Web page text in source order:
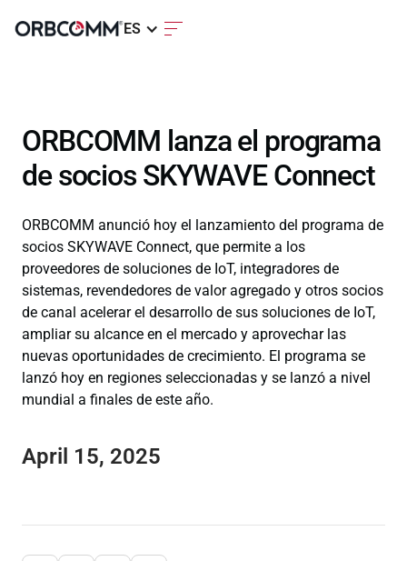
ES
ORBCOMM lanza el programa
de socios SKYWAVE Connect
ORBCOMM anunció hoy el lanzamiento del programa de
socios SKYWAVE Connect, que permite a los
proveedores de soluciones de IoT, integradores de
sistemas, revendedores de valor agregado y otros socios
de canal acelerar el desarrollo de sus soluciones de IoT,
ampliar su alcance en el mercado y aprovechar las
nuevas oportunidades de crecimiento. El programa se
lanzó hoy en regiones seleccionadas y se lanzó a nivel
mundial a finales de este año.
April 15, 2025